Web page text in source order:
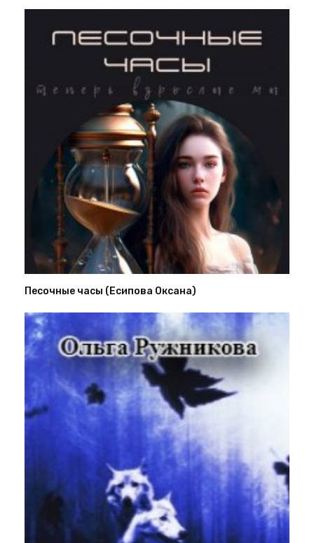
Песочные часы (Есипова Оксана)